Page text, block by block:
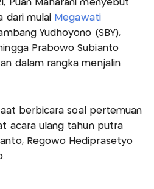
Puan Maharani menyebut
dari mulai Megawati
Yudhoyono (SBY),
Prabowo Subianto
dalam rangka menjalin
berbicara soal pertemuan
acara ulang tahun putra
Regowo Hediprasetyo